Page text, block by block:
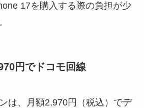
17を購入する際の負担が少
円でドコモ回線
は、月額2,970円（税込）でデ